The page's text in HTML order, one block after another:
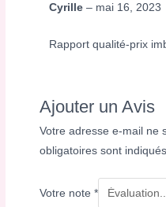
Cyrille– mai 16, 2023
Rapport qualité-prix
Ajouter un Avis
Votre adresse e-mail ne
obligatoires sont
Votre note*